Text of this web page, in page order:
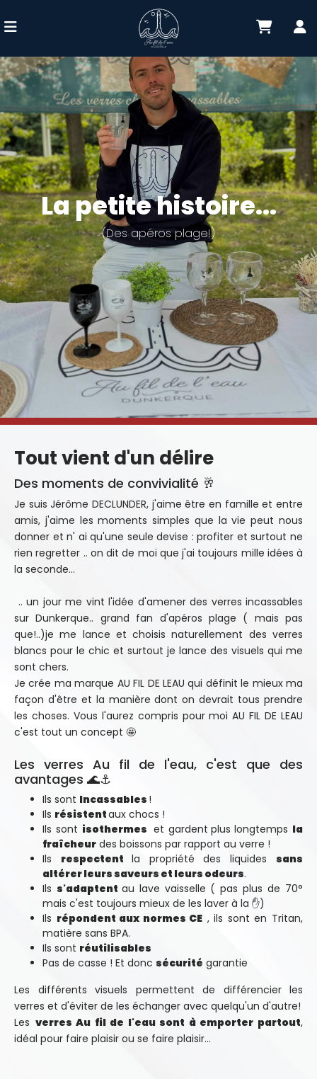
La petite histoire...
(Des apéros plage!)
Tout vient d'un délire
Des moments de convivialité 🥂
Je suis Jérôme DECLUNDER, j'aime être en famille et entre
amis, j'aime les moments simples que la vie peut nous
donner et n' ai qu'une seule devise : profiter et surtout ne
rien regretter .. on dit de moi que j'ai toujours mille idées à
la seconde...
.. un jour me vint l'idée d'amener des verres incassables
sur Dunkerque.. grand fan d'apéros plage ( mais pas
que!..)je me lance et choisis naturellement des verres
blancs pour le chic et surtout je lance des visuels qui me
sont chers.
Je crée ma marque AU FIL DE LEAU qui définit le mieux ma
façon d'être et la manière dont on devrait tous prendre
les choses. Vous l'aurez compris pour moi AU FIL DE LEAU
c'est tout un concept 🤩
Les verres Au fil de l'eau, c'est que des
avantages 🌊⚓
Ils sont Incassables !
Ils résistentaux chocs !
Ils sont isothermes et gardent plus longtemps la
fraîcheur des boissons par rapport au verre !
Ils respectent la propriété des liquidessans
altérer leurs saveurs et leurs odeurs.
Ils s'adaptent au lave vaisselle ( pas plus de 70°
mais c'est toujours mieux de les laver à la ✋)
Ils répondent aux normes CE , ils sont en Tritan,
matière sans BPA.
Ils sont réutilisables
Pas de casse ! Et donc sécurité garantie
Les différents visuels permettent de différencier les
verres et d'éviter de les échanger avec quelqu'un d'autre!
Les verres Au fil de l'eau sont à emporter partout,
idéal pour faire plaisir ou se faire plaisir...